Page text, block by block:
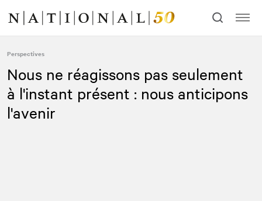
contenu
navigation
Perspectives
Nous ne réagissons pas seulement
à l'instant présent : nous anticipons
l'avenir